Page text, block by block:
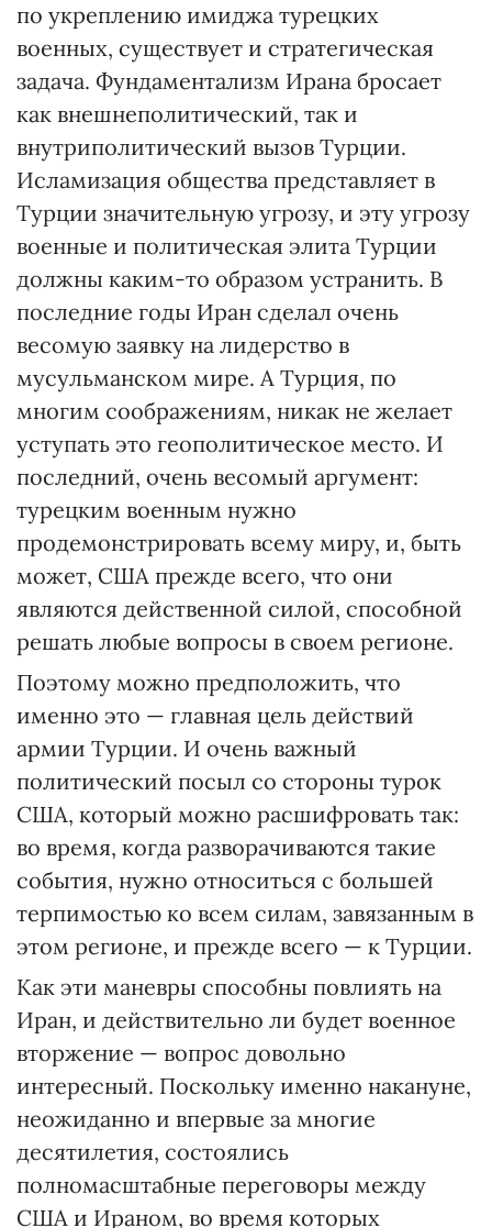
по укреплению имиджа турецких
военных, существует и стратегическая
задача. Фундаментализм Ирана бросает
как внешнеполитический, так и
внутриполитический вызов Турции.
Исламизация общества представляет в
Турции значительную угрозу, и эту угрозу
военные и политическая элита Турции
должны каким-то образом устранить. В
последние годы Иран сделал очень
весомую заявку на лидерство в
мусульманском мире. А Турция, по
многим соображениям, никак не желает
уступать это геополитическое место. И
последний, очень весомый аргумент:
турецким военным нужно
продемонстрировать всему миру, и, быть
может, США прежде всего, что они
являются действенной силой, способной
решать любые вопросы в своем регионе.
Поэтому можно предположить, что
именно это — главная цель действий
армии Турции. И очень важный
политический посыл со стороны турок
США, который можно расшифровать так:
во время, когда разворачиваются такие
события, нужно относиться с большей
терпимостью ко всем силам, завязанным в
этом регионе, и прежде всего — к Турции.
Как эти маневры способны повлиять на
Иран, и действительно ли будет военное
вторжение — вопрос довольно
интересный. Поскольку именно накануне,
неожиданно и впервые за многие
десятилетия, состоялись
полномасштабные переговоры между
США и Ираном, во время которых